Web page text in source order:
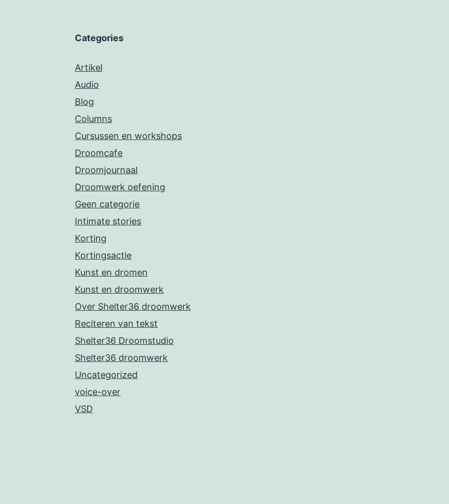
Categories
Artikel
Audio
Blog
Columns
Cursussen en workshops
Droomcafe
Droomjournaal
Droomwerk oefening
Geen categorie
Intimate stories
Korting
Kortingsactie
Kunst en dromen
Kunst en droomwerk
Over Shelter36 droomwerk
Reciteren van tekst
Shelter36 Droomstudio
Shelter36 droomwerk
Uncategorized
voice-over
VSD